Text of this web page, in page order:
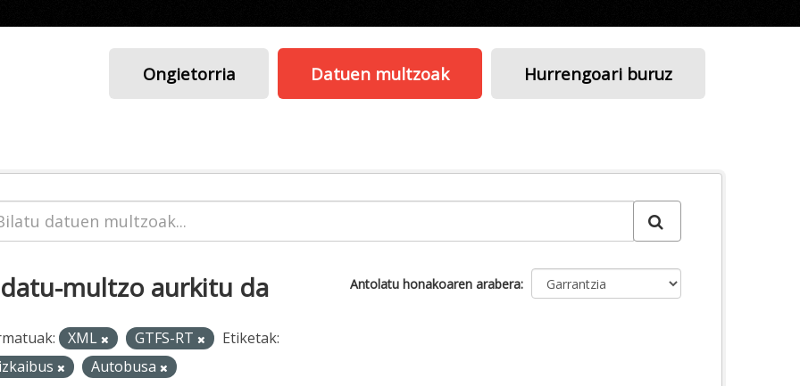
Ongietorria Datuen multzoak Hurrengoari buruz
Antolatu honakoaren arabera
multzo aurkitu da
XML GTFS-RT
Etiketak:
Autobusa